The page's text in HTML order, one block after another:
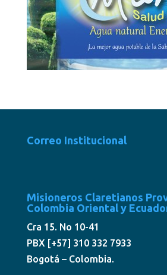
Correo Institucional
Misioneros Claretianos
Colombia Oriental y
Cra 15. No 10-41
PBX [+57] 310 332 7933
Bogotá – Colombia.